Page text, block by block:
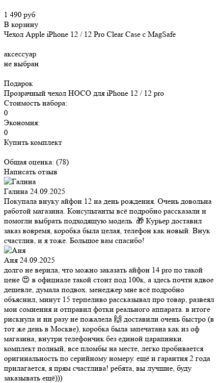
1 490 руб
В корзину
Чехол Apple iPhone 12 / 12 Pro Clear Case c MagSafe
аксессуар
не выбран
Подарок
Прозрачный чехол HOCO для iPhone 12 / 12 pro
Стоимость набора:
0
Экономия:
0
Купить комплект
Общая оценка: (78)
Написать отзыв
Галина 24.09.2025
Покупала внуку айфон 12 на день рождения. Очень довольна
работой магазина. Консультанты всё подробно рассказали и
помогли выбрать подходящую модель. 🎁 Курьер доставил
заказ вовремя, коробка была целая, телефон как новый. Внук
счастлив, и я тоже. Большое вам спасибо!
Аня 24.09.2025
долго не верила, что можно заказать айфон 14 pro по такой
цене 😍 в официале такой стоит под 100к, а здесь почти вдвое
дешевле, думала подвох. менеджер мне всё подробно
объяснил, минут 15 терпеливо рассказывал про товар, развеял
мои сомнения и отправил фотки реального аппарата. в итоге
рискнула и ни разу не пожалела 🙌 доставили очень быстро (в
тот же день в Москве), коробка была запечатана как из оф
магазина, внутри телефончик без единой царапинки.
комплект полный, все пломбы на месте, легко пробивается
оригинальность по серийному номеру. ещё и гарантия 2 года
прилагается, я прям счастлива! ребята, вы лучшие, буду
заказывать ещё)))